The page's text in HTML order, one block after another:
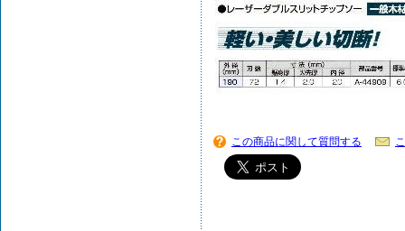
この商品に関して質問する